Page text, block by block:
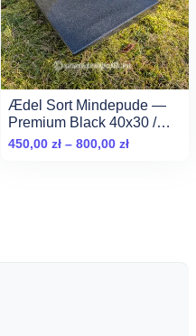
1100,00
Ædel Sort Mindepude —
Premium Black 40x30 /
45x35 cm
450,00 zł – 800,00 złZakres